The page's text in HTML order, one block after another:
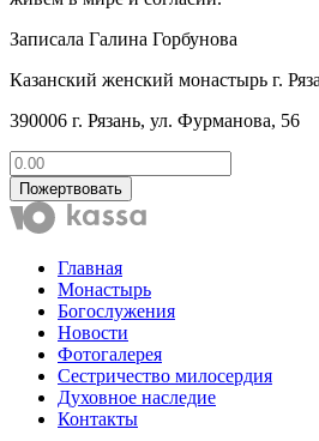
Записала Галина Горбунова
Казанский женский монастырь г.
390006 г. Рязань, ул. Фурманова, 56
Пожертвовать
Главная
Монастырь
Богослужения
Новости
Фотогалерея
Сестричество милосердия
Духовное наследие
Контакты